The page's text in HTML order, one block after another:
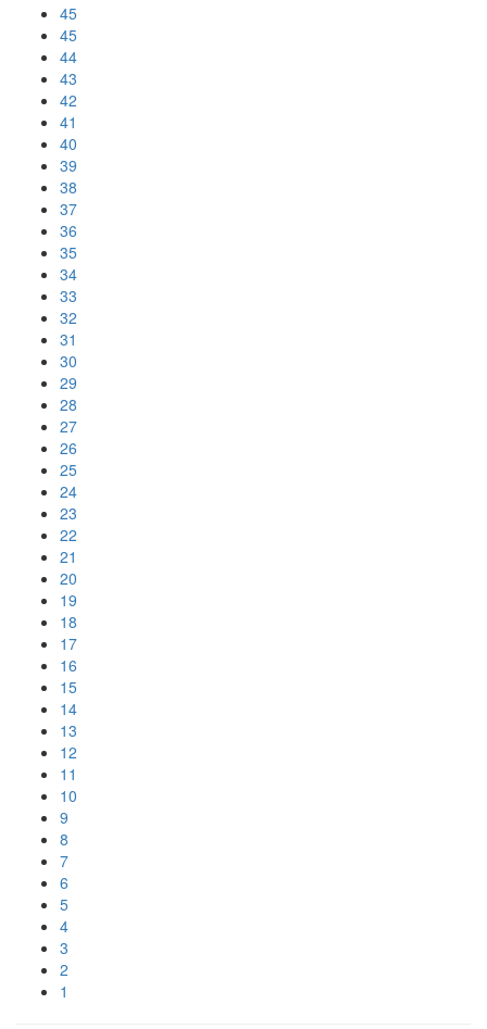
45
45
44
43
42
41
40
39
38
37
36
35
34
33
32
31
30
29
28
27
26
25
24
23
22
21
20
19
18
17
16
15
14
13
12
11
10
9
8
7
6
5
4
3
2
1